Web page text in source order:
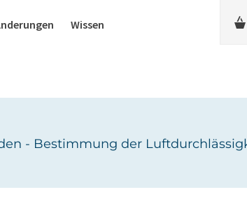
Wissen
- Bestimmung der